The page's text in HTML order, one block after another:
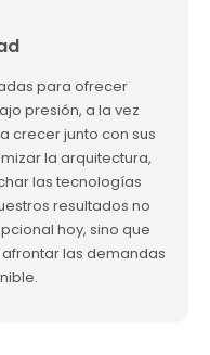
para ofrecer
presión, a la vez
crecer junto con sus
la arquitectura,
las tecnologías
resultados no
hoy, sino que
las demandas